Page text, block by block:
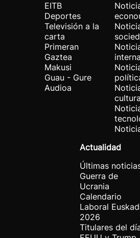
EITB
Deportes
Televisión a la
carta
Primeran
Gaztea
Makusi
Guau - Gure
Audioa
cultura
Actualidad
Últimas
Guerra de
Ucrania
Calendario
Laboral
2026
Titulares del